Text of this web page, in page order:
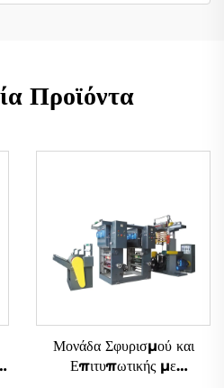
Προϊόντα
Μονάδα Σφυρισμού και
Επιτυπωτικής με